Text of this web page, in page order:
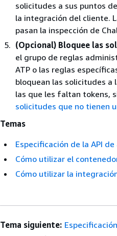
solicitudes a sus puntos
la integración del cliente.
pasan la inspección de
(Opcional) Bloquee las
el grupo de reglas
ATP o las reglas
bloquean las solicitudes a
las que les faltan tokens,
solicitudes que no tienen
Temas
Especificación de la API
Cómo utilizar el
Cómo utilizar la
Tema siguiente: